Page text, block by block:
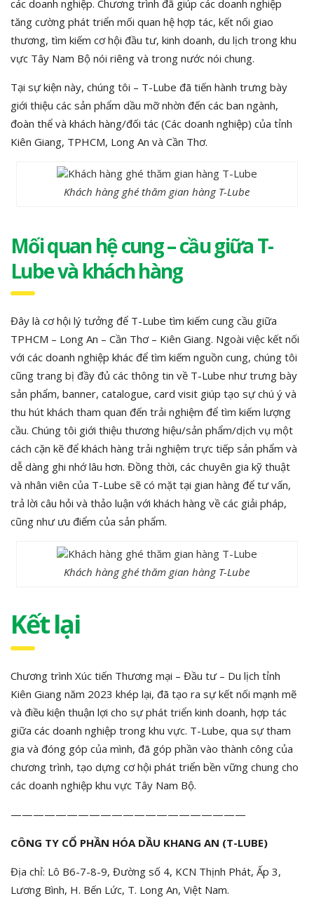
các doanh nghiệp. Chương trình đã giúp các doanh nghiệp
tăng cường phát triển mối quan hệ hợp tác, kết nối giao
thương, tìm kiếm cơ hội đầu tư, kinh doanh, du lịch trong khu
vực Tây Nam Bộ nói riêng và trong nước nói chung.
Tại sự kiện này, chúng tôi – T-Lube đã tiến hành trưng bày
giới thiệu các sản phẩm dầu mỡ nhờn đến các ban ngành,
đoàn thể và khách hàng/đối tác (Các doanh nghiệp) của tỉnh
Kiên Giang, TPHCM, Long An và Cần Thơ.
Khách hàng ghé thăm gian hàng T-Lube
Mối quan hệ cung – cầu giữa T-
Lube và khách hàng
Đây là cơ hội lý tưởng để T-Lube tìm kiếm cung cầu giữa
TPHCM – Long An – Cần Thơ – Kiên Giang. Ngoài việc kết nối
với các doanh nghiệp khác để tìm kiếm nguồn cung, chúng tôi
cũng trang bị đầy đủ các thông tin về T-Lube như trưng bày
sản phẩm, banner, catalogue, card visit giúp tạo sự chú ý và
thu hút khách tham quan đến trải nghiệm để tìm kiếm lượng
cầu. Chúng tôi giới thiệu thương hiệu/sản phẩm/dịch vụ một
cách cặn kẽ để khách hàng trải nghiệm trực tiếp sản phẩm và
dễ dàng ghi nhớ lâu hơn. Đồng thời, các chuyên gia kỹ thuật
và nhân viên của T-Lube sẽ có mặt tại gian hàng để tư vấn,
trả lời câu hỏi và thảo luận với khách hàng về các giải pháp,
cũng như ưu điểm của sản phẩm.
Khách hàng ghé thăm gian hàng T-Lube
Kết lại
Chương trình Xúc tiến Thương mại – Đầu tư – Du lịch tỉnh
Kiên Giang năm 2023 khép lại, đã tạo ra sự kết nối mạnh mẽ
và điều kiện thuận lợi cho sự phát triển kinh doanh, hợp tác
giữa các doanh nghiệp trong khu vực. T-Lube, qua sự tham
gia và đóng góp của mình, đã góp phần vào thành công của
chương trình, tạo dựng cơ hội phát triển bền vững chung cho
các doanh nghiệp khu vực Tây Nam Bộ.
—————————————————————
CÔNG TY CỔ PHẦN HÓA DẦU KHANG AN (T-LUBE)
Địa chỉ: Lô B6-7-8-9, Đường số 4, KCN Thịnh Phát, Ấp 3,
Lương Bình, H. Bến Lức, T. Long An, Việt Nam.